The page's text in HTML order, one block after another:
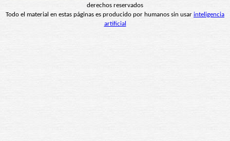
derechos reservados
Todo el material en estas páginas es producido por humanos sin usar inteligencia
artificial